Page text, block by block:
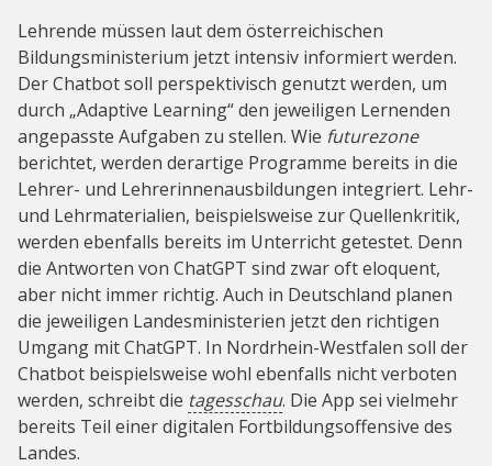
Lehrende müssen laut dem österreichischen
Bildungsministerium jetzt intensiv informiert werden.
Der Chatbot soll perspektivisch genutzt werden, um
durch „Adaptive Learning“ den jeweiligen Lernenden
angepasste Aufgaben zu stellen. Wie futurezone
berichtet, werden derartige Programme bereits in die
Lehrer- und Lehrerinnenausbildungen integriert. Lehr-
und Lehrmaterialien, beispielsweise zur Quellenkritik,
werden ebenfalls bereits im Unterricht getestet. Denn
die Antworten von ChatGPT sind zwar oft eloquent,
aber nicht immer richtig. Auch in Deutschland planen
die jeweiligen Landesministerien jetzt den richtigen
Umgang mit ChatGPT. In Nordrhein-Westfalen soll der
Chatbot beispielsweise wohl ebenfalls nicht verboten
werden, schreibt die tagesschau. Die App sei vielmehr
bereits Teil einer digitalen Fortbildungsoffensive des
Landes.